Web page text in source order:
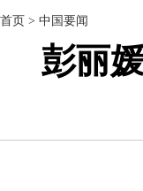
首页 > 中国要闻
彭丽